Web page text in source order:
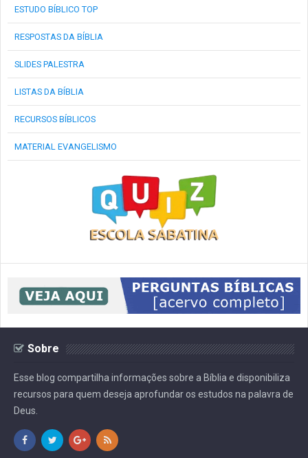
ESTUDO BÍBLICO TOP
RESPOSTAS DA BÍBLIA
SLIDES PALESTRA
LISTAS DA BÍBLIA
RECURSOS BÍBLICOS
MATERIAL EVANGELISMO
Sobre
Esse blog compartilha informações sobre a Bíblia e disponibiliza
recursos para quem deseja aprofundar os estudos na palavra de
Deus.